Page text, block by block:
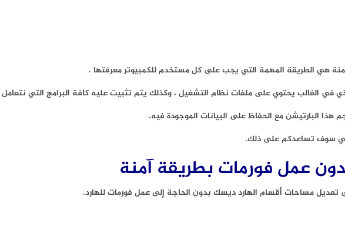
في الغالب يحتوي على ملفات نظام التشغيل ، وكذلك يتم تثبيت عليه كافة البرامج التي
البارتيشن مع الحفاظ على البيانات الموجودة فيه.
سوف تساعدكم على ذلك.
مساحات أقسام الهارد ديسك بدون الحاجة إلى عمل فورمات للهارد.